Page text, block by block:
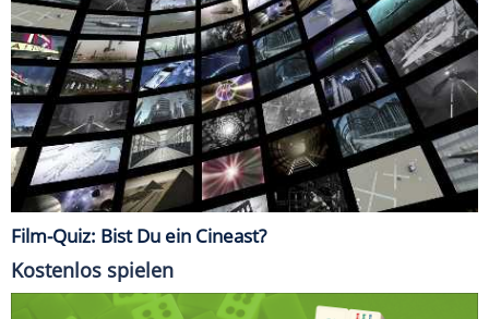
Film-Quiz: Bist Du ein Cineast?
Kostenlos spielen